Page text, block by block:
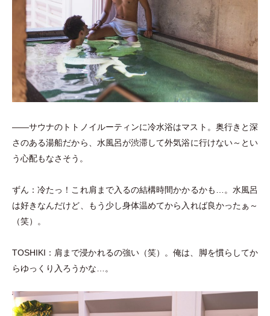
――サウナのトトノイルーティンに冷水浴はマスト。奥行きと深
さのある湯船だから、水風呂が渋滞して外気浴に行けない～とい
う心配もなさそう。
ずん：冷たっ！これ肩まで入るの結構時間かかるかも…。水風呂
は好きなんだけど、もう少し身体温めてから入れば良かったぁ～
（笑） 。
TOSHIKI：肩まで浸かれるの強い（笑）
。俺は、脚を慣らしてか
らゆっくり入ろうかな…。